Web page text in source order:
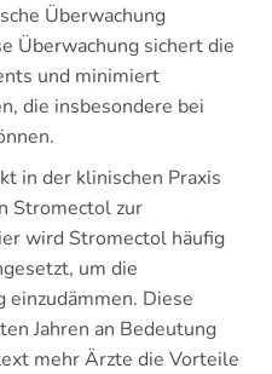
Überwachung
Überwachung sichert die
und minimiert
die insbesondere bei
in der klinischen Praxis
Stromectol zur
wird Stromectol häufig
um die
einzudämmen. Diese
Jahren an Bedeutung
mehr Ärzte die Vorteile